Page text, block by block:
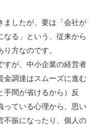
ましたが、要は「会社が
る」という、従来から
方なのです。
すが、中小企業の経営者
金調達はスムーズに進む
手間が省けるから）反
っている心理から、思い
不振になったり、個人の